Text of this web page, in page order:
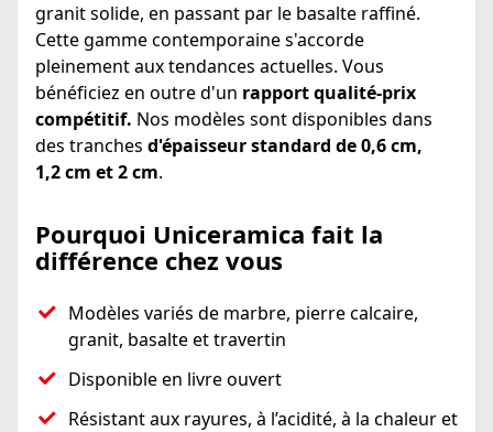
granit solide, en passant par le basalte raffiné.
Cette gamme contemporaine s'accorde
pleinement aux tendances actuelles. Vous
bénéficiez en outre d'un rapport qualité-prix
compétitif. Nos modèles sont disponibles dans
des tranches d'épaisseur standard de 0,6 cm,
1,2 cm et 2 cm.
Pourquoi Uniceramica fait la
différence chez vous
Modèles variés de marbre, pierre calcaire,
granit, basalte et travertin
Disponible en livre ouvert
Résistant aux rayures, à l’acidité, à la chaleur et